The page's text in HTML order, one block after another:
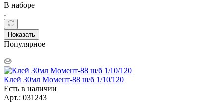
В наборе
Показать
Популярное
Клей 30мл Момент-88 ш/б 1/10/120
Есть в наличии
Арт.: 031243